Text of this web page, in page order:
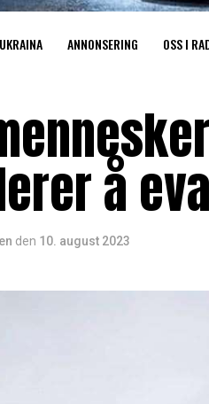
UKRAINA ANNONSERING OSS I
å
den 10. august 2023